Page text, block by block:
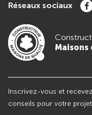
Réseaux sociaux
Inscrivez-vous et
conseils pour votre